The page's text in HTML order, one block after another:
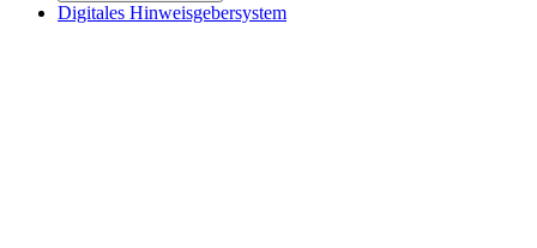
Digitales Hinweisgebersystem